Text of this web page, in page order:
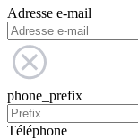
Adresse e-mail
phone_prefix
Téléphone